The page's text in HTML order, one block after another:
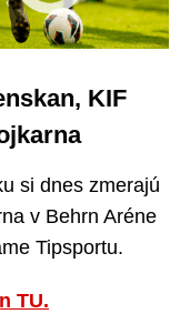
KIF
si dnes zmerajú
v Behrn Aréne
Tipsportu.
TU.